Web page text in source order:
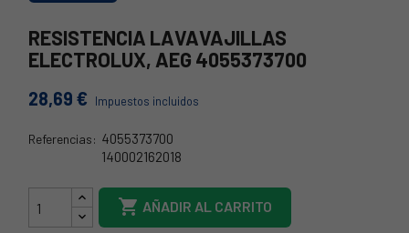
RESISTENCIA LAVAVAJILLAS
ELECTROLUX, AEG 4055373700
28,69 € Impuestos incluidos
Referencias: 4055373700
140002162018
 AÑADIR AL CARRITO